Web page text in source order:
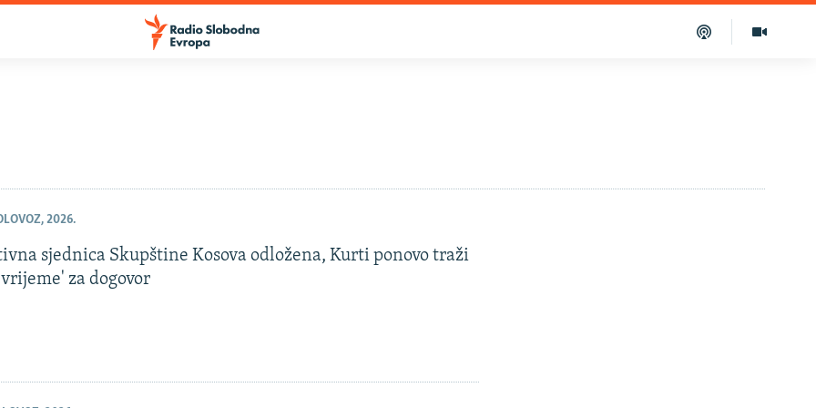
2026.
sjednica Skupštine Kosova odložena, Kurti ponovo traži
za dogovor